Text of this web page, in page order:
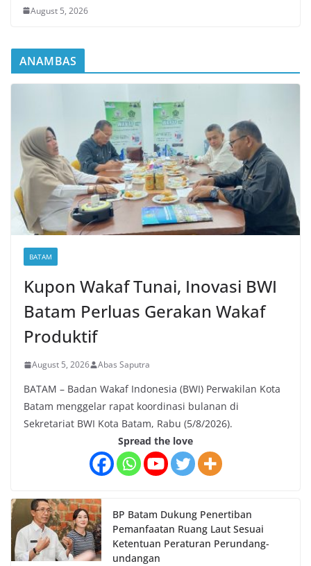
August 5, 2026
ANAMBAS
BATAM
Kupon Wakaf Tunai, Inovasi BWI
Batam Perluas Gerakan Wakaf
Produktif
August 5, 2026 Abas Saputra
BATAM – Badan Wakaf Indonesia (BWI) Perwakilan Kota
Batam menggelar rapat koordinasi bulanan di
Sekretariat BWI Kota Batam, Rabu (5/8/2026).
Spread the love
BP Batam Dukung Penertiban
Pemanfaatan Ruang Laut Sesuai
Ketentuan Peraturan Perundang-
undangan